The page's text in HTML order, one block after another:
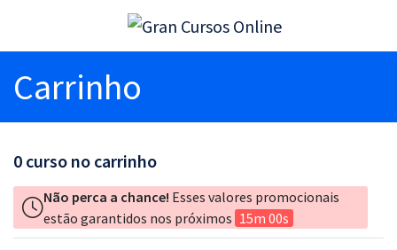
Carrinho
0 curso no carrinho
Não perca a chance! Esses valores promocionais
estão garantidos nos próximos 15m 00s